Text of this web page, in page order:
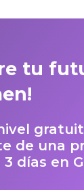
tu
de una
días en